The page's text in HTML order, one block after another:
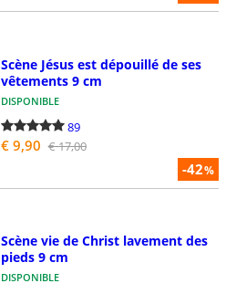
-42%
Scène Jésus est dépouillé de ses
vêtements 9 cm
DISPONIBLE
89
€ 9,90 € 17,00
Scène vie de Christ lavement des
pieds 9 cm
DISPONIBLE